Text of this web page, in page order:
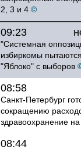
2, 3 и 4 ©
09:23
"Системная
избиркомы
"Яблоко" с выборов
08:58
Санкт-Петербург
сокращению
здравоохранение
08:44